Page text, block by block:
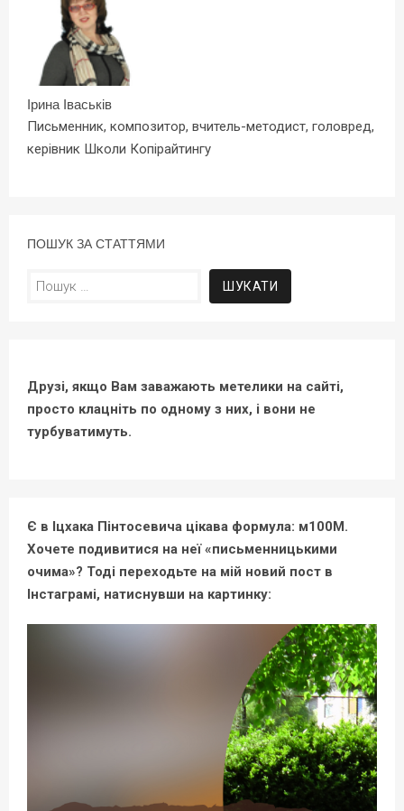
Ірина Іваськів
Письменник, композитор, вчитель-методист, головред,
керівник Школи Копірайтингу
ПОШУК ЗА СТАТТЯМИ
Пошук:
Друзі, якщо Вам заважають метелики на сайті,
просто клацніть по одному з них, і вони не
турбуватимуть.
Є в Іцхака Пінтосевича цікава формула: м100М.
Хочете подивитися на неї «письменницькими
очима»? Тоді переходьте на мій новий пост в
Інстаграмі, натиснувши на картинку: